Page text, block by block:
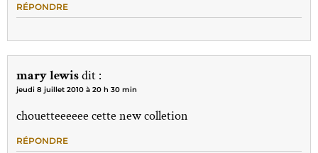
RÉPONDRE
mary lewisdit :
jeudi 8 juillet 2010 à 20 h 30 min
chouetteeeeee cette new colletion
RÉPONDRE